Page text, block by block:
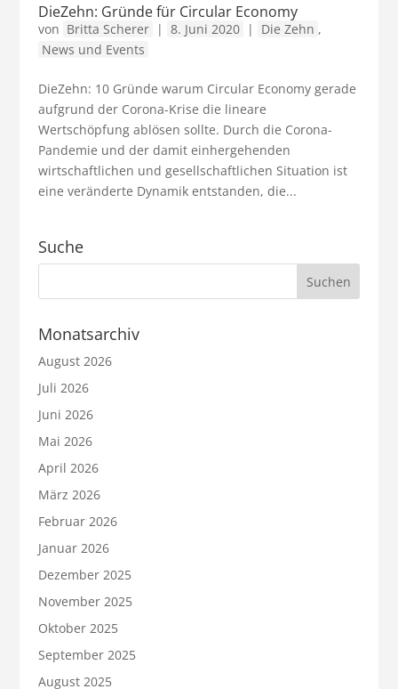
DieZehn: Gründe für Circular Economy
von Britta Scherer | 8. Juni 2020 | Die Zehn ,
News und Events
DieZehn: 10 Gründe warum Circular Economy gerade
aufgrund der Corona-Krise die lineare
Wertschöpfung ablösen sollte. Durch die Corona-
Pandemie und der damit einhergehenden
wirtschaftlichen und gesellschaftlichen Situation ist
eine veränderte Dynamik entstanden, die...
Suche
Monatsarchiv
August 2026
Juli 2026
Juni 2026
Mai 2026
April 2026
März 2026
Februar 2026
Januar 2026
Dezember 2025
November 2025
Oktober 2025
September 2025
August 2025